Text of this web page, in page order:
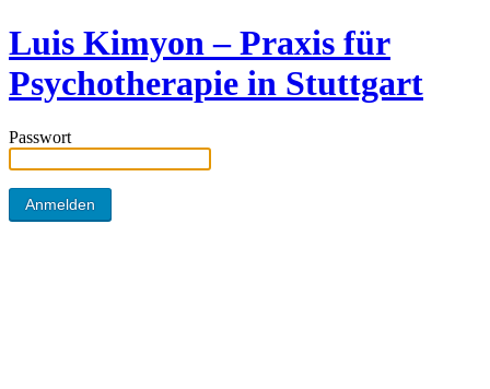
Luis Kimyon – Praxis für
Psychotherapie in Stuttgart
Passwort